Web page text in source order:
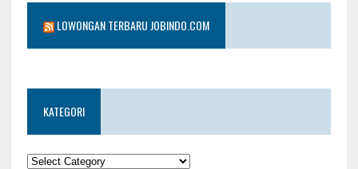
LOWONGAN TERBARU JOBINDO.COM
KATEGORI
KATEGORI